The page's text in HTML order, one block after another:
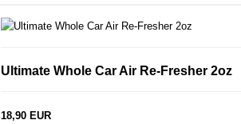
Ultimate Whole Car Air Re-Fresher 2oz
18,90 EUR